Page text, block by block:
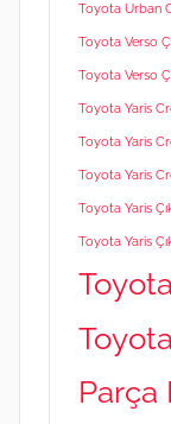
Toyota Urban
Toyota Verso
Toyota Verso
Toyota Yaris
Toyota Yaris
Toyota Yaris
Toyota Yaris
Toyota Yaris
Parça